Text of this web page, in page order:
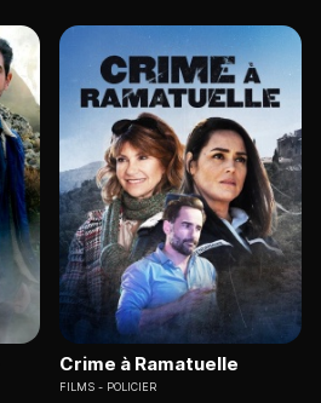
Crime à Ramatuelle
FILMS POLICIER